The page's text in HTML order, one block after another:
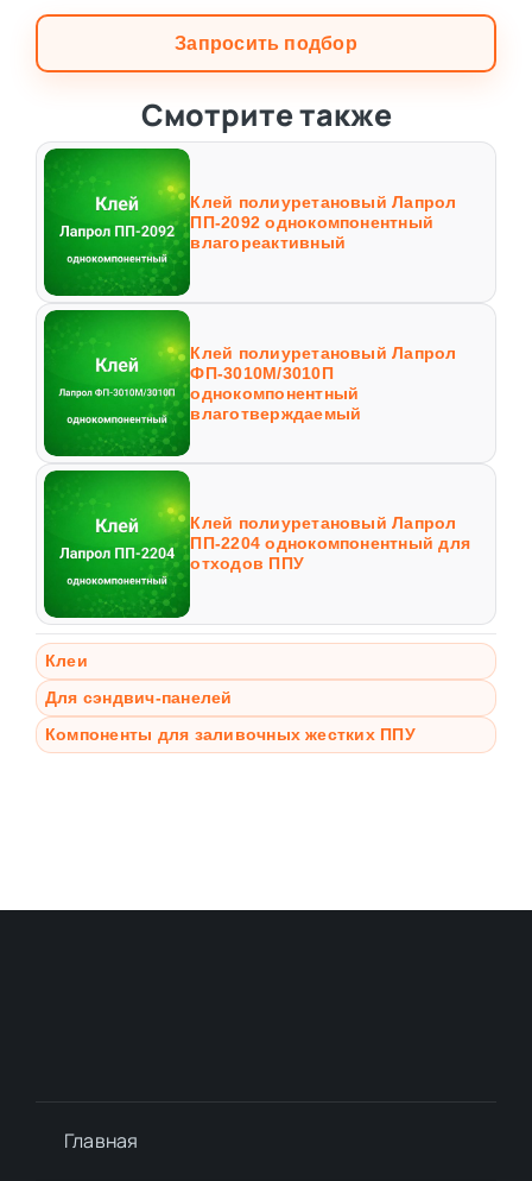
Запросить подбор
Смотрите также
Клей полиуретановый Лапрол
ПП-2092 однокомпонентный
влагореактивный
Клей полиуретановый Лапрол
ФП-3010М/3010П
однокомпонентный
влаготверждаемый
Клей полиуретановый Лапрол
ПП-2204 однокомпонентный для
отходов ППУ
Клеи
Для сэндвич-панелей
Компоненты для заливочных жестких ППУ
Главная